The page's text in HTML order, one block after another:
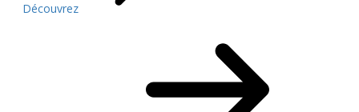
Découvrez